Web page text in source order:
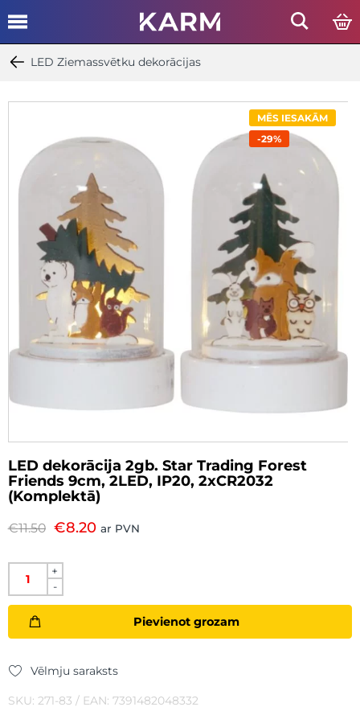
LED Ziemassvētku dekorācijas
MĒS IESAKĀM
-29%
LED dekorācija 2gb. Star Trading Forest
Friends 9cm, 2LED, IP20, 2xCR2032
(Komplektā)
€11.50 €8.20 ar PVN
+
-
Pievienot grozam
Vēlmju saraksts
SKU: 271-83 / EAN: 7391482048332